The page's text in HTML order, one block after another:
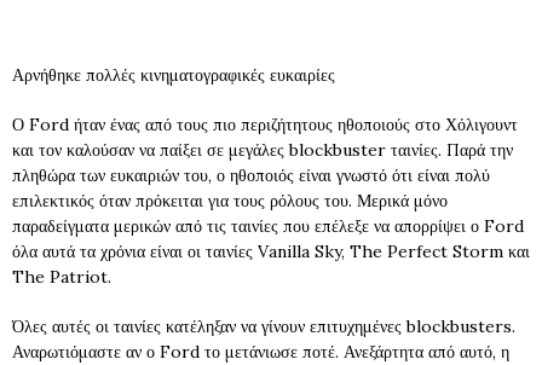
Αρνήθηκε πολλές κινηματογραφικές ευκαιρίες
Ο Ford ήταν ένας από τους πιο περιζήτητους ηθοποιούς στο Χόλιγουντ
και τον καλούσαν να παίξει σε μεγάλες blockbuster ταινίες. Παρά την
πληθώρα των ευκαιριών του, ο ηθοποιός είναι γνωστό ότι είναι πολύ
επιλεκτικός όταν πρόκειται για τους ρόλους του. Μερικά μόνο
παραδείγματα μερικών από τις ταινίες που επέλεξε να απορρίψει ο Ford
όλα αυτά τα χρόνια είναι οι ταινίες Vanilla Sky, The Perfect Storm και
The Patriot.
Όλες αυτές οι ταινίες κατέληξαν να γίνουν επιτυχημένες blockbusters.
Αναρωτιόμαστε αν ο Ford το μετάνιωσε ποτέ. Ανεξάρτητα από αυτό, η